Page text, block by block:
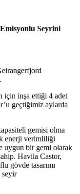
Seyrini
için inşa ettiği 4 adet
geçtiğimiz aylarda
gemisi olma
enerji verimliliği
uygun bir gemi olarak
Havila Castor,
gövde tasarımı
seyir